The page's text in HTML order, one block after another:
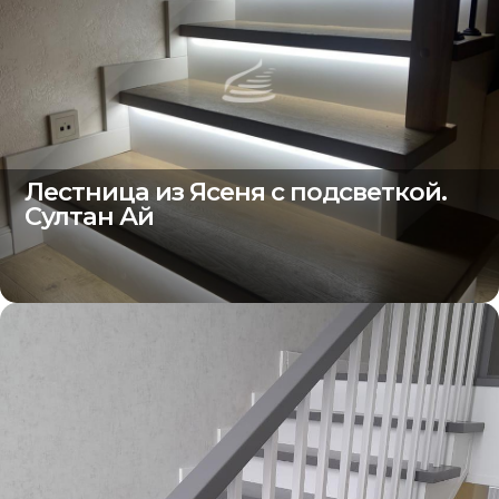
Лестница из Ясеня с подсветкой.
Султан Ай